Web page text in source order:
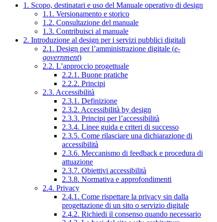
1. Scopo, destinatari e uso del Manuale operativo di design
1.1. Versionamento e storico
1.2. Consultazione del manuale
1.3. Contribuisci al manuale
2. Introduzione al design per i servizi pubblici digitali
2.1. Design per l’amministrazione digitale (e-
government)
2.2. L’approccio progettuale
2.2.1. Buone pratiche
2.2.2. Principi
2.3. Accessibilità
2.3.1. Definizione
2.3.2. Accessibilità by design
2.3.3. Principi per l’accessibilità
2.3.4. Linee guida e criteri di successo
2.3.5. Come rilasciare una dichiarazione di
accessibilità
2.3.6. Meccanismo di feedback e procedura di
attuazione
2.3.7. Obiettivi accessibilità
2.3.8. Normativa e approfondimenti
2.4. Privacy
2.4.1. Come rispettare la privacy sin dalla
progettazione di un sito o servizio digitale
2.4.2. Richiedi il consenso quando necessario